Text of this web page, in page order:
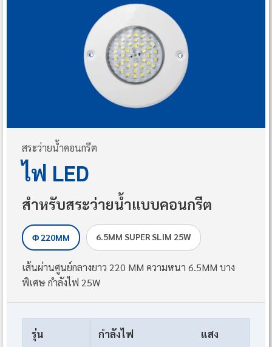
สระว่ายน้ำคอนกรีต
ไฟ LED
สำหรับสระว่ายน้ำแบบคอนกรีต
Φ 220MM 6.5MM SUPER SLIM 25W
เส้นผ่านศูนย์กลางยาว 220 MM ความหนา 6.5MM บาง
พิเศษ กำลังไฟ 25W
รุ่น กำลังไฟ แสง